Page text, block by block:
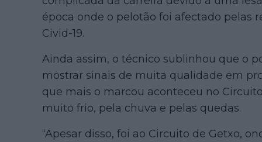
época onde o pelotão foi afectado pelas
Civid-19.
Ainda assim, o técnico sublinhou que o
mostrar sinais de muita qualidade em
que mais o marcou aconteceu no
muito frio, pela chuva e pelas quedas.
“Apesar disso, foi ao Circuito de Getxo,